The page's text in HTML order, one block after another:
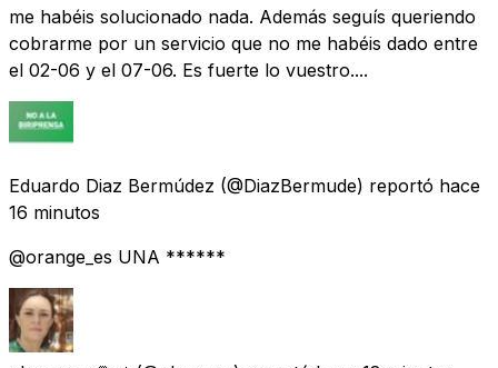
me habéis solucionado nada. Además seguís queriendo
cobrarme por un servicio que no me habéis dado entre
el 02-06 y el 07-06. Es fuerte lo vuestro....
Eduardo Diaz Bermúdez (@DiazBermude) reportó hace
16 minutos
@orange_es UNA ******